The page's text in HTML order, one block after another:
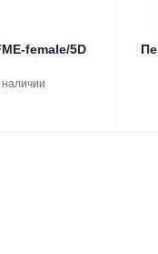
female/5D
наличии